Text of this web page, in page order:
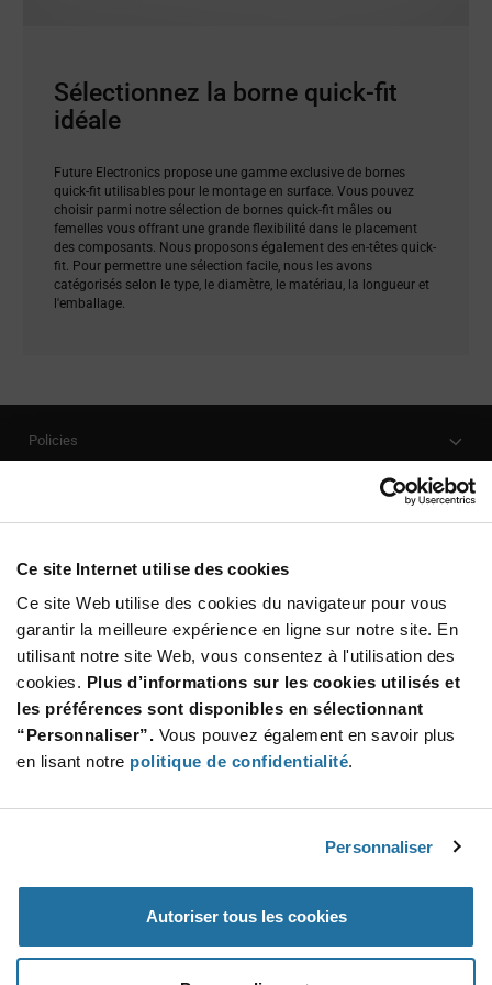
Ce site Internet utilise des cookies
Ce site Web utilise des cookies du navigateur pour vous
garantir la meilleure expérience en ligne sur notre site. En
utilisant notre site Web, vous consentez à l'utilisation des
cookies. Plus d’informations sur les cookies utilisés et
les préférences sont disponibles en sélectionnant
“Personnaliser”. Vous pouvez également en savoir plus
en lisant notre politique de confidentialité.
Personnaliser
Autoriser tous les cookies
Sélectionnez la borne quick-fit
idéale
Future Electronics propose une gamme exclusive de bornes
quick-fit utilisables pour le montage en surface. Vous pouvez
choisir parmi notre sélection de bornes quick-fit mâles ou
femelles vous offrant une grande flexibilité dans le placement
des composants. Nous proposons également des en-têtes quick-
fit. Pour permettre une sélection facile, nous les avons
catégorisés selon le type, le diamètre, le matériau, la longueur et
l'emballage.
Policies
Customer Care
Stay Connected!
SUBSCRIBE TO OUR NEWSLETTER
Be at the Forefront of New Technology Innovations
subscribe
button
SUBSCRIBE
Terms & Conditions|Terms of Use|Accessibility